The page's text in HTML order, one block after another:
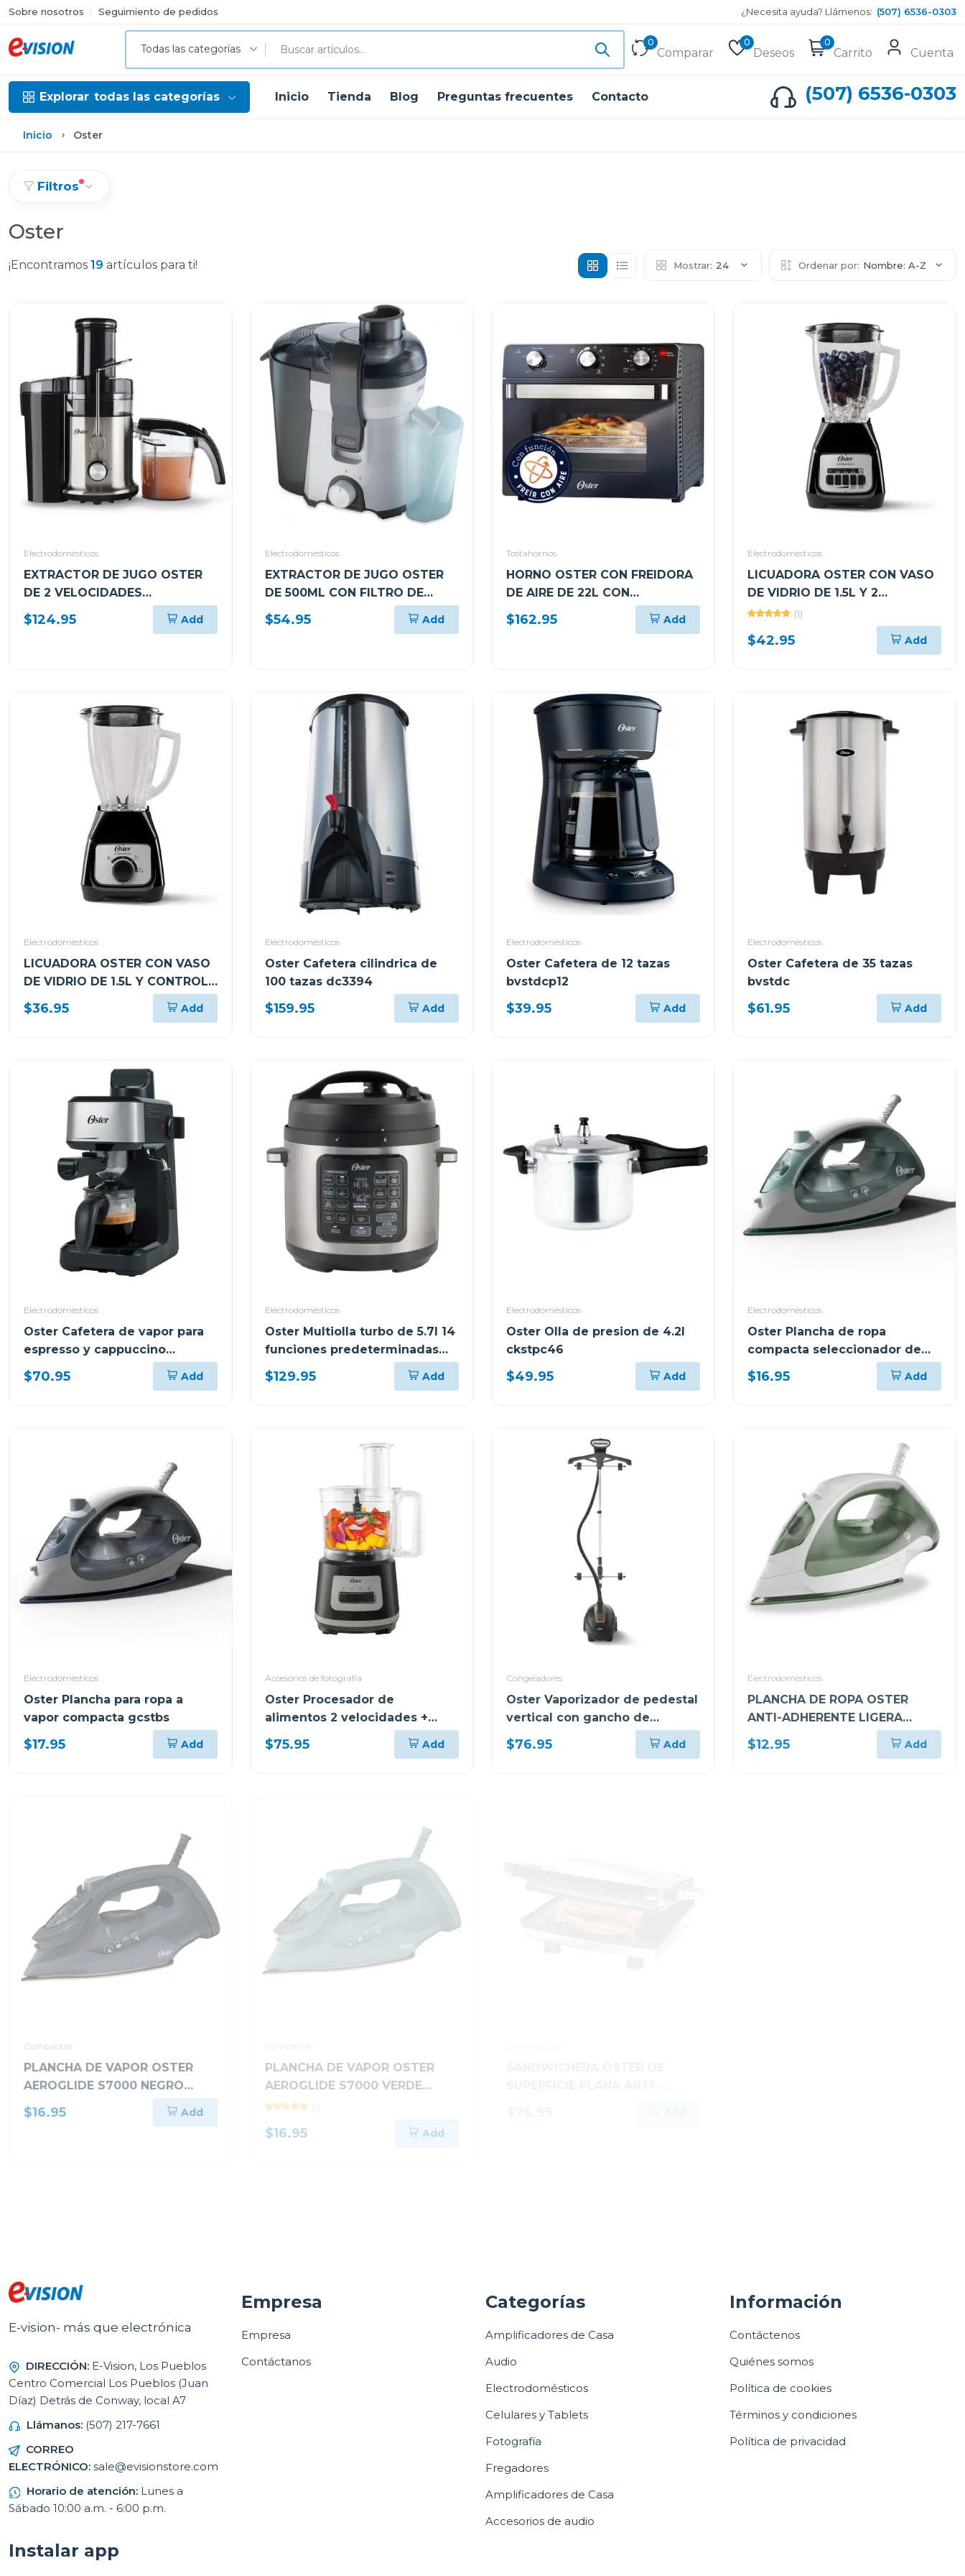
Sobre nosotros Seguimiento de pedidos ¿Necesita ayuda? Llámenos: (507) 6536-0303
Todas las categorías
0
Comparar
0
Deseos
0
Carrito Cuenta
Explorar todas las categorías Inicio Tienda Blog Preguntas frecuentes Contacto (507) 6536-0303
Inicio Oster
Filtros
Oster
¡Encontramos 19 artículos para ti! Mostrar: 24 Ordenar por: Nombre: A-Z
Electrodomésticos
EXTRACTOR DE JUGO OSTER
DE 2 VELOCIDADES
FPSTJE320S
$124.95 Add
Electrodomésticos
EXTRACTOR DE JUGO OSTER
DE 500ML CON FILTRO DE
ACERO FPSTJE316W
$54.95 Add
Tostahornos
HORNO OSTER CON FREIDORA
DE AIRE DE 22L CON
RECUBRIMIENTO
ANTIADHERENTE NEGRO
$162.95 Add
Electrodomésticos
LICUADORA OSTER CON VASO
DE VIDRIO DE 1.5L Y 2
VELOCIDADES BLSTKAGBPB
(1)
$42.95 Add
Electrodomésticos
LICUADORA OSTER CON VASO
DE VIDRIO DE 1.5L Y CONTROL
DE PERILLA BLSTKAGBRD
$36.95 Add
Electrodomésticos
Oster Cafetera cilindrica de
100 tazas dc3394
$159.95 Add
Electrodomésticos
Oster Cafetera de 12 tazas
bvstdcp12
$39.95 Add
Electrodomésticos
Oster Cafetera de 35 tazas
bvstdc
$61.95 Add
Electrodomésticos
Oster Cafetera de vapor para
espresso y cappuccino
capacidad de 2 tazas
stem3300
$70.95 Add
Electrodomésticos
Oster Multiolla turbo de 5.7l 14
funciones predeterminadas
ckstpcect57
$129.95 Add
Electrodomésticos
Oster Olla de presion de 4.2l
ckstpc46
$49.95 Add
Electrodomésticos
Oster Plancha de ropa
compacta seleccionador de
tela 5002
$16.95 Add
Electrodomésticos
Oster Plancha para ropa a
vapor compacta gcstbs
$17.95 Add
Accesorios de fotografía
Oster Procesador de
alimentos 2 velocidades +
turbo 500 w fp1455
$75.95 Add
Congeladores
Oster Vaporizador de pedestal
vertical con gancho de
pantalon
$76.95 Add
Electrodomésticos
PLANCHA DE ROPA OSTER
ANTI-ADHERENTE LIGERA
GCSTBS380
$12.95 Add
Compactas
PLANCHA DE VAPOR OSTER
AEROGLIDE S7000 NEGRO
GCSTAC7002
$16.95 Add
PLANCHA DE VAPOR OSTER
AEROGLIDE S7000 VERDE
GCSTAC7001
$16.95 Add
E-vision- más que electrónica
DIRECCIÓN: E-Vision, Los Pueblos
Centro Comercial Los Pueblos (Juan
Díaz) Detrás de Conway, local A7
Llámanos: (507) 217-7661
CORREO
ELECTRÓNICO: sale@evisionstore.com
Horario de atención: Lunes a
Sábado 10:00 a.m. - 6:00 p.m.
Empresa
Empresa
Contáctanos
Categorías
Amplificadores de Casa
Audio
Electrodomésticos
Celulares y Tablets
Fotografía
Fregadores
Amplificadores de Casa
Accesorios de audio
Información
Contáctenos
Quiénes somos
Política de cookies
Términos y condiciones
Política de privacidad
Instalar app